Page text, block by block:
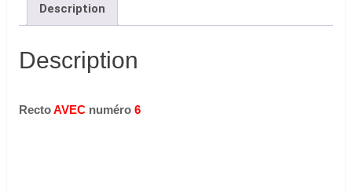
NOUS
LES
FILES
(Recto
6)
Description
Description
RectoAVECnuméro 6